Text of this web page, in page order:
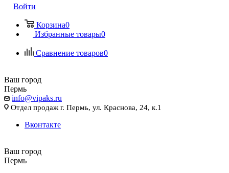
Войти
Корзина0
Избранные товары0
Сравнение товаров0
Ваш город
Пермь
info@vipaks.ru
Отдел продаж г. Пермь, ул. Краснова, 24, к.1
Вконтакте
Ваш город
Пермь